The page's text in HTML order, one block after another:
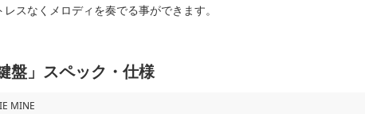
スなくメロディを奏でる事ができます。
盤」スペック・仕様
MINE